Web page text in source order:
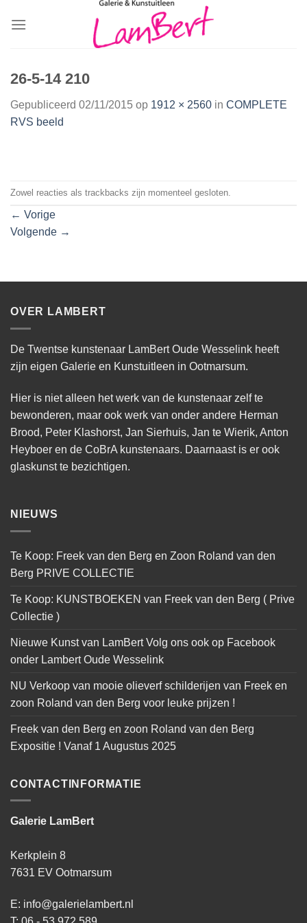
26-5-14 210
Gepubliceerd 02/11/2015 op 1912 × 2560 in COMPLETE
RVS beeld
Zowel reacties als trackbacks zijn momenteel gesloten.
← Vorige
Volgende →
OVER LAMBERT
De Twentse kunstenaar LamBert Oude Wesselink heeft
zijn eigen Galerie en Kunstuitleen in Ootmarsum.
Hier is niet alleen het werk van de kunstenaar zelf te
bewonderen, maar ook werk van onder andere Herman
Brood, Peter Klashorst, Jan Sierhuis, Jan te Wierik, Anton
Heyboer en de CoBrA kunstenaars. Daarnaast is er ook
glaskunst te bezichtigen.
NIEUWS
Te Koop: Freek van den Berg en Zoon Roland van den
Berg PRIVE COLLECTIE
Te Koop: KUNSTBOEKEN van Freek van den Berg ( Prive
Collectie )
Nieuwe Kunst van LamBert Volg ons ook op Facebook
onder Lambert Oude Wesselink
NU Verkoop van mooie olieverf schilderijen van Freek en
zoon Roland van den Berg voor leuke prijzen !
Freek van den Berg en zoon Roland van den Berg
Expositie ! Vanaf 1 Augustus 2025
CONTACTINFORMATIE
Galerie LamBert
Kerkplein 8
7631 EV Ootmarsum
E: info@galerielambert.nl